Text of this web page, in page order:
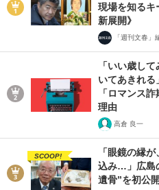
現場を知るキ
新展開》
「週刊文春」
「いい歳し
いてあきれ
「ロマンス
理由
高倉 良一
SCOOP!
「眼鏡の縁
込み…」広島
遺骨”を初公